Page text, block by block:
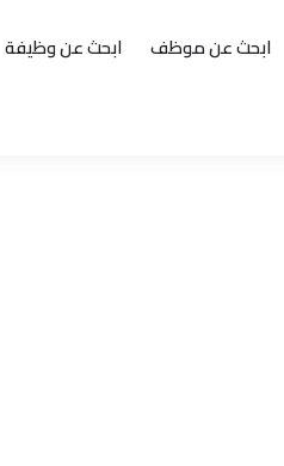
ابحث عن موظف ابحث عن وظيفة